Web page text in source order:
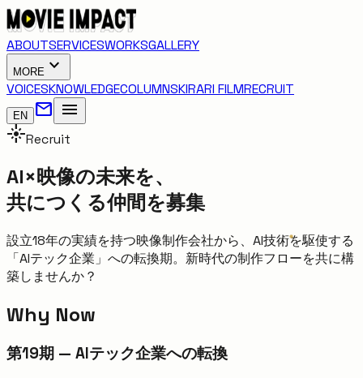
ABOUTSERVICESWORKSGALLERY
MORE expand_more
VOICESKNOWLEDGECOLUMNSKIRARI FILMRECRUIT
EN mail menu
flareRecruit
AI×映像の未来を、
共につくる仲間を募集
設立18年の実績を持つ映像制作会社から、AI技術を駆使する
「AIテック企業」への転換期。新時代の制作フローを共に構
築しませんか？
Why Now
第19期 — AIテック企業への転換